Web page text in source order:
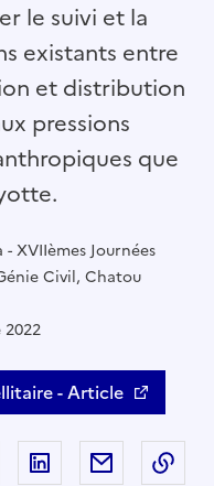
le suivi et la
existants entre
et distribution
pressions
que
XVIIèmes Journées
Civil, Chatou
- Article
twitter linkedin mail